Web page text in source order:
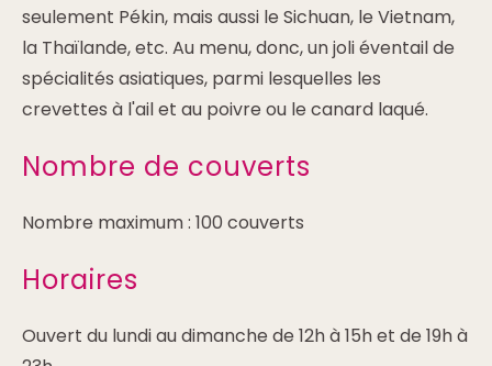
seulement Pékin, mais aussi le Sichuan, le Vietnam,
la Thaïlande, etc. Au menu, donc, un joli éventail de
spécialités asiatiques, parmi lesquelles les
crevettes à l'ail et au poivre ou le canard laqué.
Nombre de couverts
Nombre maximum : 100 couverts
Horaires
Ouvert du lundi au dimanche de 12h à 15h et de 19h à